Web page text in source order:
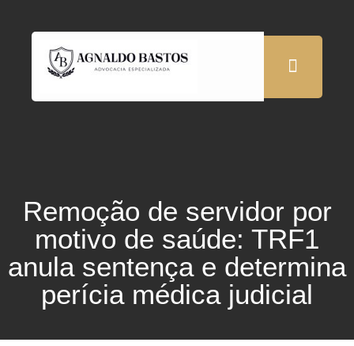
Remoção de servidor por
motivo de saúde: TRF1
anula sentença e determina
perícia médica judicial